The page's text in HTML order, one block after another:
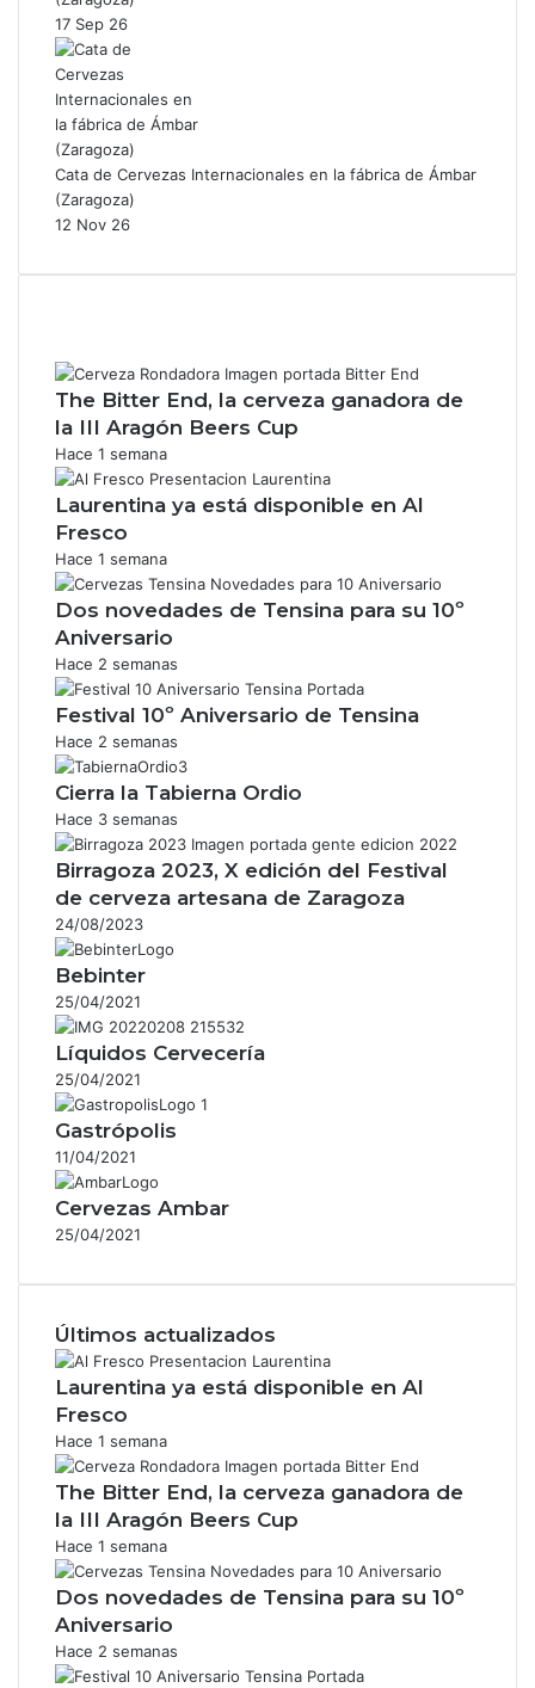
17 Sep 26
Cata de Cervezas Internacionales en la fábrica de Ámbar
(Zaragoza)
12 Nov 26
The Bitter End, la cerveza ganadora de
la III Aragón Beers Cup
Hace 1 semana
Laurentina ya está disponible en Al
Fresco
Hace 1 semana
Dos novedades de Tensina para su 10º
Aniversario
Hace 2 semanas
Festival 10º Aniversario de Tensina
Hace 2 semanas
Cierra la Tabierna Ordio
Hace 3 semanas
Birragoza 2023, X edición del Festival
de cerveza artesana de Zaragoza
24/08/2023
Bebinter
25/04/2021
Líquidos Cervecería
25/04/2021
Gastrópolis
11/04/2021
Cervezas Ambar
25/04/2021
Últimos actualizados
Laurentina ya está disponible en Al
Fresco
Hace 1 semana
The Bitter End, la cerveza ganadora de
la III Aragón Beers Cup
Hace 1 semana
Dos novedades de Tensina para su 10º
Aniversario
Hace 2 semanas